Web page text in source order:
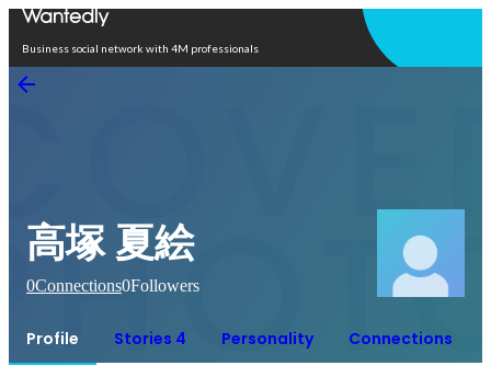
Business social network with 4M professionals
高塚 夏絵
0Connections0Followers
Profile Stories 4 Personality Connections